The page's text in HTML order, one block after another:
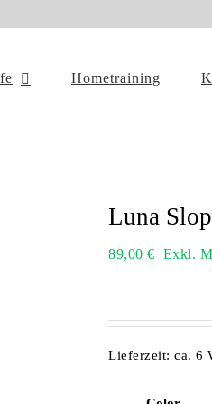
Hometraining
Luna
89,00 € Exkl.
Lieferzeit: ca. 6